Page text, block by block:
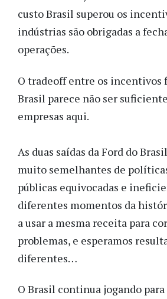
custo Brasil superou os
indústrias são obrigadas a
operações.
O tradeoff entre os incentivos
Brasil parece não ser
empresas aqui.
As duas saídas da Ford do
muito semelhantes de
públicas equivocadas e
diferentes momentos da
a usar a mesma receita para
problemas, e esperamos
diferentes…
O Brasil continua jogando